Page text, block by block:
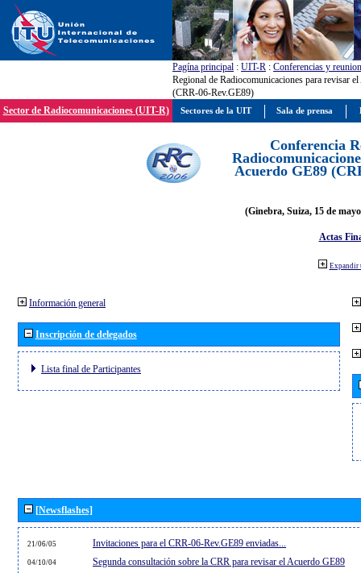
Pagína principal : UIT-R : Conferencias y
Regional de Radiocomunicaciones para revisar
(CRR-06-Rev.GE89)
Sector de Radiocomunicaciones (UIT-R)
Conferencia
Acuerdo GE89
(Ginebra, Suiza, 15 de
Actas
Expandir
Información general
Inscripción de delegados
Lista final de Participantes
[Newsflashes]
21/06/05 Invitaciones para el CRR-06-Rev.GE89 enviadas...
04/10/04 Segunda consultación sobre la CRR para revisar el Acuerdo GE89
Sectores de la UIT Sala de prensa